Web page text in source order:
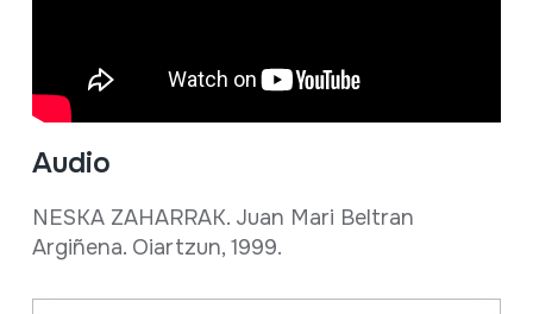
Audio
NESKA ZAHARRAK. Juan Mari Beltran
Argiñena. Oiartzun, 1999.